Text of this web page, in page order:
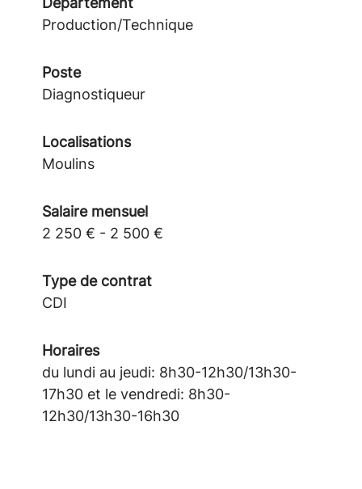
Production/Technique
Poste
Diagnostiqueur
Localisations
Moulins
Salaire mensuel
2 250 € - 2 500 €
Type de contrat
CDI
Horaires
du lundi au jeudi: 8h30-12h30/13h30-
17h30 et le vendredi: 8h30-
12h30/13h30-16h30